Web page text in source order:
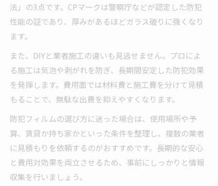
法」の3点です。CPマークは警察庁などが認定した防犯
性能の証であり、厚みがあるほどガラス破りに強くなり
ます。
また、DIYと業者施工の違いも見逃せません。プロによ
る施工は気泡や剥がれを防ぎ、長期間安定した防犯効果
を発揮します。費用面では材料費と施工費を分けて見積
もることで、無駄な出費を抑えやすくなります。
防犯フィルムの選び方に迷った場合は、使用場所や予
算、賃貸か持ち家かといった条件を整理し、複数の業者
に見積もりを依頼するのがおすすめです。長期的な安心
と費用対効果を両立させるため、事前にしっかりと情報
収集を行いましょう。